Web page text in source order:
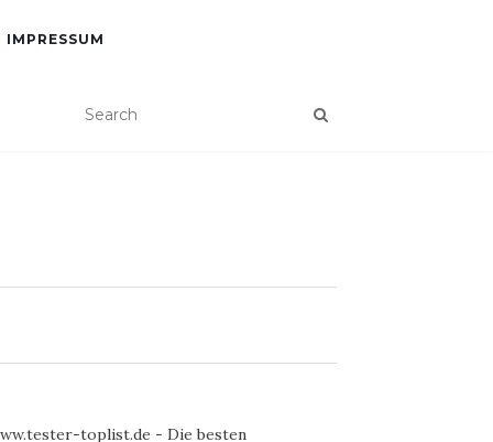
IMPRESSUM